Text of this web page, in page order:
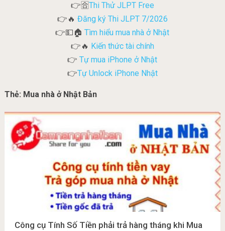
👉🈴Thi Thử JLPT Free
👉🔥 Đăng ký Thi JLPT 7/2026
👉💵🏠Tìm hiểu mua nhà ở Nhật
👉🔥 Kiến thức tài chính
👉 Tự mua iPhone ở Nhật
👉Tự Unlock iPhone Nhật
Thẻ: Mua nhà ở Nhật Bản
Công cụ Tính Số Tiền phải trả hàng tháng khi Mua